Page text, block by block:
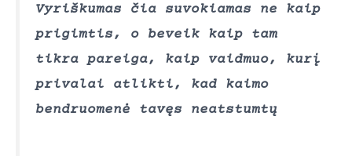
Vyriškumas čia suvokiamas ne kaip
prigimtis, o beveik kaip tam
tikra pareiga, kaip vaidmuo, kurį
privalai atlikti, kad kaimo
bendruomenė tavęs neatstumtų